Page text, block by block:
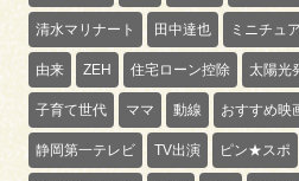
清水マリナート 田中達也 ミニチュ
由来 ZEH 住宅ローン控除 太陽光
子育て世代 ママ 動線 おすすめ映
静岡第一テレビ TV出演 ピン★スポ